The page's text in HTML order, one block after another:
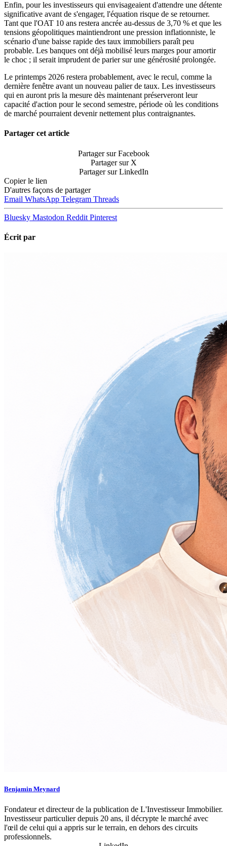
Enfin, pour les investisseurs qui envisageaient d'attendre une détente
significative avant de s'engager, l'équation risque de se retourner.
Tant que l'OAT 10 ans restera ancrée au-dessus de 3,70 % et que les
tensions géopolitiques maintiendront une pression inflationniste, le
scénario d'une baisse rapide des taux immobiliers paraît peu
probable. Les banques ont déjà mobilisé leurs marges pour amortir
le choc ; il serait imprudent de parier sur une générosité prolongée.
Le printemps 2026 restera probablement, avec le recul, comme la
dernière fenêtre avant un nouveau palier de taux. Les investisseurs
qui en auront pris la mesure dès maintenant préserveront leur
capacité d'action pour le second semestre, période où les conditions
de marché pourraient devenir nettement plus contraignantes.
Partager cet article
Partager sur Facebook
Partager sur X
Partager sur LinkedIn
Copier le lien
D'autres façons de partager
Email WhatsApp Telegram Threads
Bluesky Mastodon Reddit Pinterest
Écrit par
Benjamin Meynard
Fondateur et directeur de la publication de L'Investisseur Immobilier.
Investisseur particulier depuis 20 ans, il décrypte le marché avec
l'œil de celui qui a appris sur le terrain, en dehors des circuits
professionnels.